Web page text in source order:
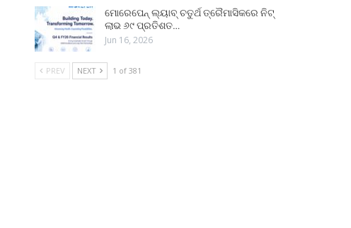
ମୋରେପେନ୍ ଲ୍ୟାବ୍ ଚତୁର୍ଥ ତ୍ରୈମାସିକରେ ନିଟ୍
ଲାଭ ୬୯ ପ୍ରତିଶତ…
Jun 16, 2026
PREV NEXT 1 of 381